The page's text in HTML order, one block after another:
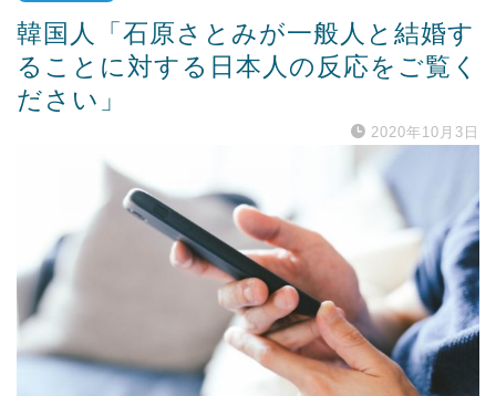
Powered by livedoor 相互RSS
韓国人「石原さとみが一般人と結婚す
ることに対する日本人の反応をご覧く
ださい」
2020年10月3日